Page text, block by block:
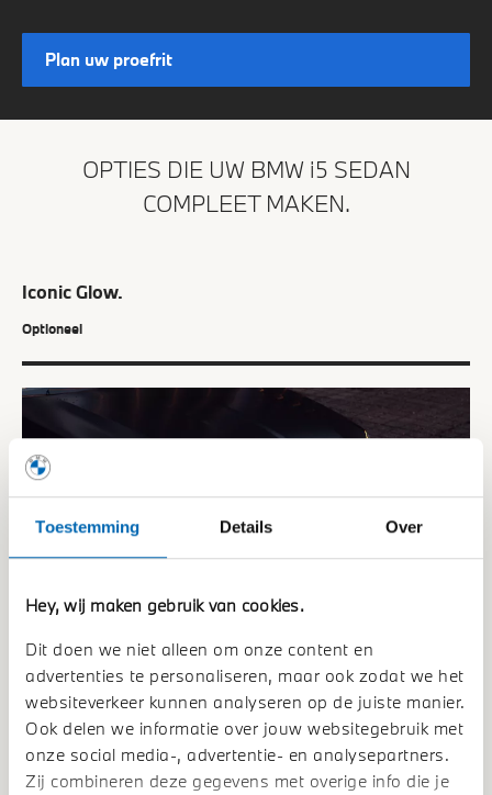
Toestemming Details Over
Hey, wij maken gebruik van cookies.
Dit doen we niet alleen om onze content en
advertenties te personaliseren, maar ook zodat we het
websiteverkeer kunnen analyseren op de juiste manier.
Ook delen we informatie over jouw websitegebruik met
onze social media-, advertentie- en analysepartners.
Zij combineren deze gegevens met overige info die je
Plan uw proefrit
OPTIES DIE UW BMW i5 SEDAN
COMPLEET MAKEN.
Iconic Glow.
Optioneel
Iconic Glow.
Zeker in het donker is de BMW nierengrille Iconic Glow een